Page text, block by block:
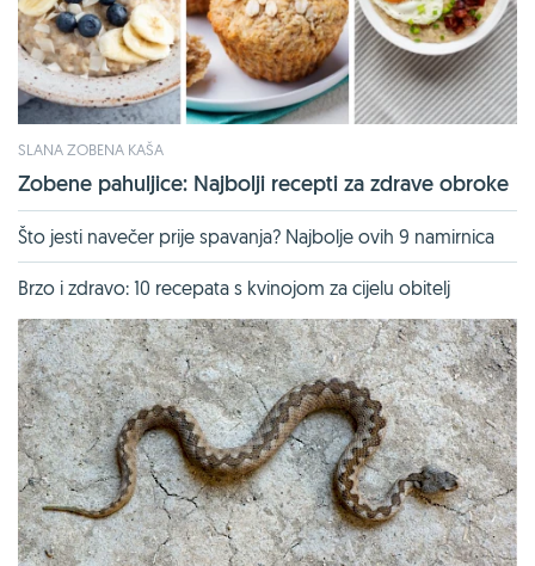
SLANA ZOBENA KAŠA
Zobene pahuljice: Najbolji recepti za zdrave obroke
Što jesti navečer prije spavanja? Najbolje ovih 9 namirnica
Brzo i zdravo: 10 recepata s kvinojom za cijelu obitelj